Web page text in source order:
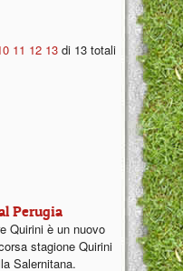
11 12 13 di 13 totali
Perugia
Quirini è un nuovo
stagione Quirini
Salernitana.